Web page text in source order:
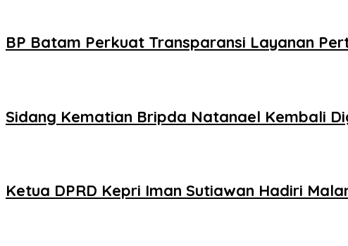
BP Batam Perkuat Transparansi Layanan
Sidang Kematian Bripda Natanael Kembali
Ketua DPRD Kepri Iman Sutiawan Hadiri